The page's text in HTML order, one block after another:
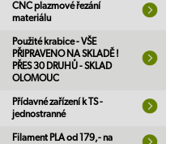
CNC plazmové řezání
materiálu
Použité krabice - VŠE
PŘIPRAVENO NA SKLADĚ !
PŘES 30 DRUHŮ - SKLAD
OLOMOUC
Přídavné zařízení k TS -
jednostranné
Filament PLA od 179,- na